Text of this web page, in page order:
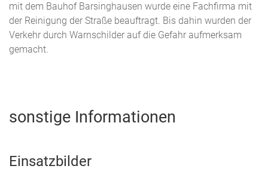
mit dem Bauhof Barsinghausen wurde eine Fachfirma mit
der Reinigung der Straße beauftragt. Bis dahin wurden der
Verkehr durch Warnschilder auf die Gefahr aufmerksam
gemacht.
sonstige Informationen
Einsatzbilder